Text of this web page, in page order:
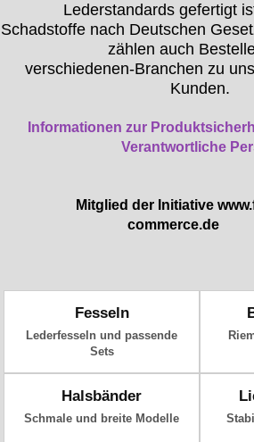
Lederstandards gefertigt
Schadstoffe nach Deutschen
zählen auch
verschiedenen-Branchen zu
Kunden.
Informationen zur
Verantwortliche
Mitglied der Initiative
commerce.de
Fesseln
Lederfesseln und passende
Sets
Halsbänder
Schmale und breite Modelle